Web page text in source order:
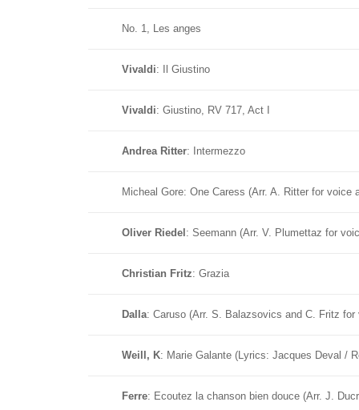
No. 1, Les anges
Vivaldi: Il Giustino
Vivaldi: Giustino, RV 717, Act I
Andrea Ritter: Intermezzo
Micheal Gore: One Caress (Arr. A. Ritter for voice
Oliver Riedel : Seemann (Arr. V. Plumettaz for
Christian Fritz: Grazia
Dalla: Caruso (Arr. S. Balazsovics and C. Fritz for
Weill, K: Marie Galante (Lyrics: Jacques Deval /
Ferre: Ecoutez la chanson bien douce (Arr. J.